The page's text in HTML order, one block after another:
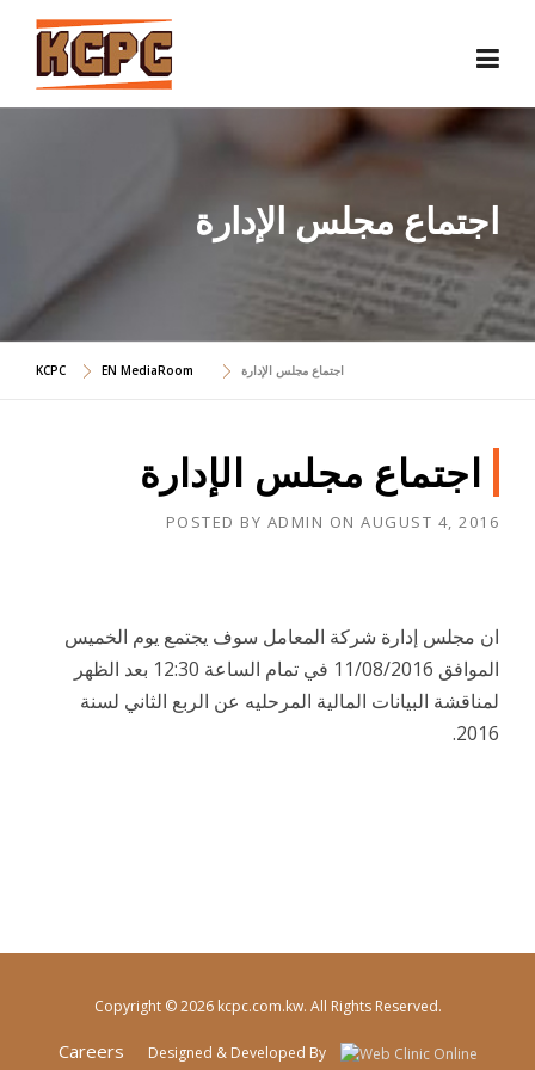
Skip
content
اجتماع مجلس الإدارة
KCPC EN MediaRoom اجتماع مجلس الإدارة
اجتماع مجلس الإدارة
POSTED BY ADMIN ON AUGUST 4, 2016
ان مجلس إدارة شركة المعامل سوف يجتمع يوم الخميس
الموافق 11/08/2016 في تمام الساعة 12:30 بعد الظهر
لمناقشة البيانات المالية المرحليه عن الربع الثاني لسنة
2016.
Copyright © 2026 kcpc.com.kw. All Rights Reserved.
Careers Designed & Developed By